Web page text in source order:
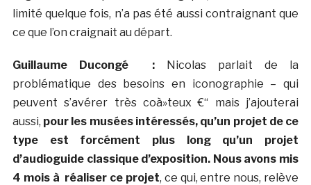
limité quelque fois, n’a pas été aussi contraignant que
ce que l’on craignait au départ.
Guillaume Ducongé : Nicolas parlait de la
problématique des besoins en iconographie – qui
peuvent s’avérer très coà»teux €“ mais j’ajouterai
aussi, pour les musées intéressés, qu’un projet de ce
type est forcément plus long qu’un projet
d’audioguide classique d’exposition. Nous avons mis
4 mois à réaliser ce projet, ce qui, entre nous, relève